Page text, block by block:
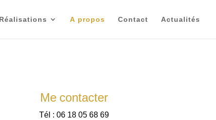
Réalisations A propos Contact Actualités
Me contacter
Tél : 06 18 05 68 69